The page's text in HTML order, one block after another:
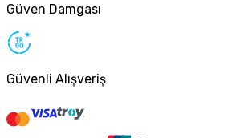
Güven Damgası
Güvenli Alışveriş